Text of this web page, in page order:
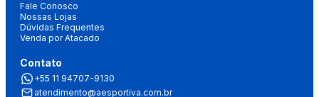
Fale Conosco
Nossas Lojas
Dúvidas Frequentes
Venda por Atacado
Contato
+55 11 94707-9130
atendimento@aesportiva.com.br